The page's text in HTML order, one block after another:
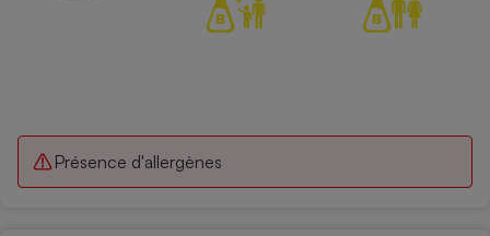
Présence d'allergènes